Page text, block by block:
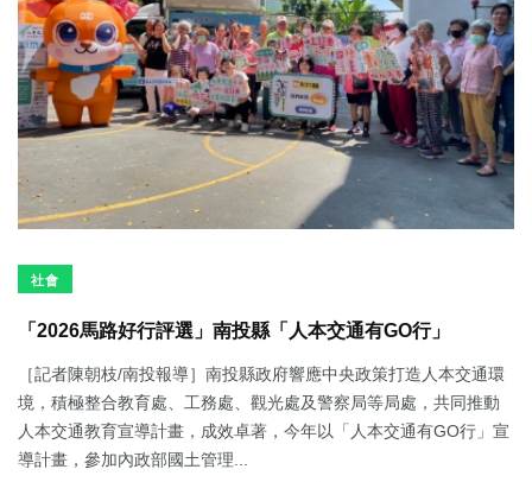
社會
「2026馬路好行評選」南投縣「人本交通有GO行」
［記者陳朝枝/南投報導］南投縣政府響應中央政策打造人本交通環
境，積極整合教育處、工務處、觀光處及警察局等局處，共同推動
人本交通教育宣導計畫，成效卓著，今年以「人本交通有GO行」宣
導計畫，參加內政部國土管理...